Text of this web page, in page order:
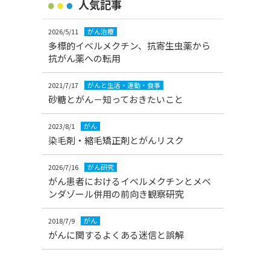
人気記事
2026/5/11 がん治療
多標的イベルメクチン、抗寄生虫薬から
抗がん薬への転用
2021/7/17 がんと生活・運動・食事
砂糖とがん－知っておきたいこと
2023/8/1 がん
染毛剤・縮毛矯正剤とがんリスク
2026/7/16 がん研究
がん患者におけるイベルメクチンとメベ
ンダゾール併用の前向き観察研究
2018/7/9 がん
がんに関するよくある迷信と誤解